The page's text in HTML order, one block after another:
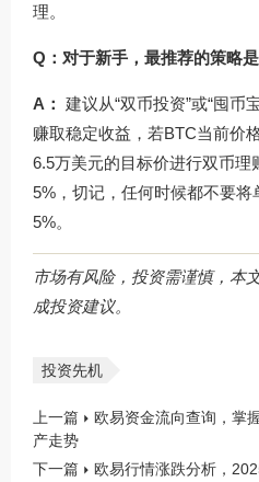
理。
Q：对于新手，最推荐的策略
A： 建议从“双币投资”或“囤币
赚取稳定收益，若BTC当前价
6.5万美元的目标价进行双币理
5%，切记，任何时候都不要
5%。
市场有风险，投资需谨慎，本
成投资建议。
投资先机
上一篇
欧易资金流向查询，掌
产走势
下一篇
欧易行情涨跌分析，